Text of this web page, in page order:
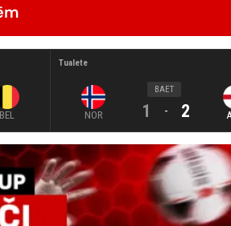
BEL
Tualete
NOR
BAET
1 - 2